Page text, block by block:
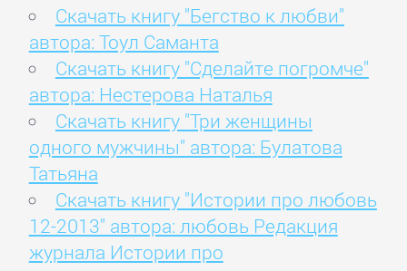
Скачать книгу "Бегство к любви"
автора: Тоул Саманта
Скачать книгу "Сделайте погромче"
автора: Нестерова Наталья
Скачать книгу "Три женщины
одного мужчины" автора: Булатова
Татьяна
Скачать книгу "Истории про любовь
12-2013" автора: любовь Редакция
журнала Истории про